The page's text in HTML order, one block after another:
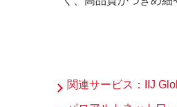
関連サービス：IIJ